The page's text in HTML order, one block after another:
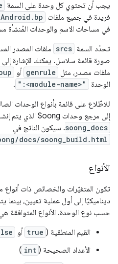
يجب أن تحتوي كل وحدة على السمة
فريدة في جميع ملفات Android.bp
في مساحات الاسم والوحدات المُنشأة
تحدّد السمة srcs ملفات المصدر
صورة قائمة سلاسل. يمكنك الإشارة إلى
ملفات مصدر، مثل genrule أو
الوحدة
":<module-name>"
.
للاطّلاع على قائمة بأنواع الوحدات
إلى مرجع وحدات Soong الذي يتم إنشاؤه من خلال تشغيل
soong_docs. سيكون الناتج في
docs/soong_build.html
الأنواع
تكون المتغيّرات والخصائص ذات أنواع
ديناميكيًا إلى أول عملية تعيين،
حسب نوع الوحدة. الأنواع المتوافقة
القيم المنطقية ( true أو
الأعداد الصحيحة ( int
)